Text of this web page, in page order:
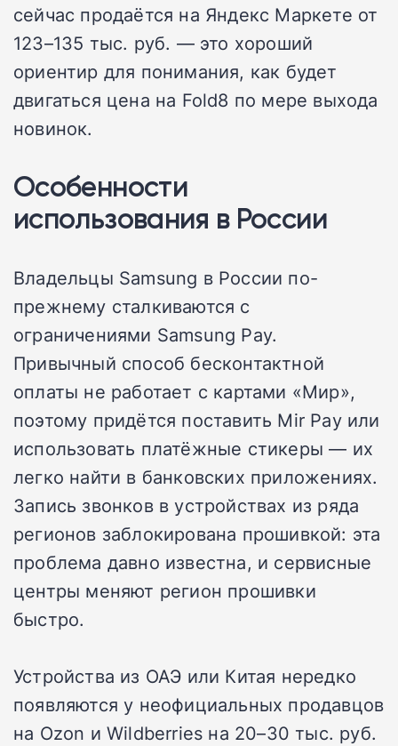
сейчас продаётся на Яндекс Маркете от
123–135 тыс. руб. — это хороший
ориентир для понимания, как будет
двигаться цена на Fold8 по мере выхода
новинок.
Особенности
использования в России
Владельцы Samsung в России по-
прежнему сталкиваются с
ограничениями Samsung Pay.
Привычный способ бесконтактной
оплаты не работает с картами «Мир»,
поэтому придётся поставить Mir Pay или
использовать платёжные стикеры — их
легко найти в банковских приложениях.
Запись звонков в устройствах из ряда
регионов заблокирована прошивкой: эта
проблема давно известна, и сервисные
центры меняют регион прошивки
быстро.
Устройства из ОАЭ или Китая нередко
появляются у неофициальных продавцов
на Ozon и Wildberries на 20–30 тыс. руб.